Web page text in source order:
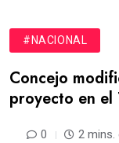
#NACIONAL
Concejo
proyecto en el
0 2 mins.